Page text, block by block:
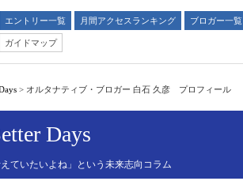
エントリー一覧 月間アクセスランキング ブロガー一覧
ガイドマップ
> オルタナティブ・ブロガー 白石 久彦 プロフィール
Days
ていたいよね」という未来志向コラム